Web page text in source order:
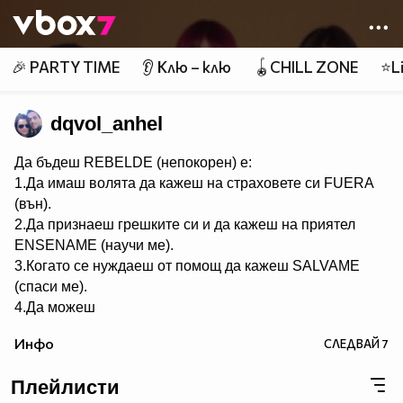
👾
🎉 PARTY TIME 👂 Клю – клю 🪀CHILL ZONE
dqvol_anhel
Да бъдеш REBELDE (непокорен) е:
1.Да имаш волята да кажеш на страховете си FUERA
(вън).
2.Да признаеш грешките си и да кажеш на приятел
ЕNSENAME (научи ме).
3.Когато се нуждаеш от помощ да кажеш SALVAME
(спаси ме).
4.Да можеш
5.Да не преставаш да казваш ASY SOY YO (това съм
6.Да пожелаеш FELIZ CUMPEANOS (ЧРД) на твой
Инфо СЛЕДВАЙ7
Плейлисти